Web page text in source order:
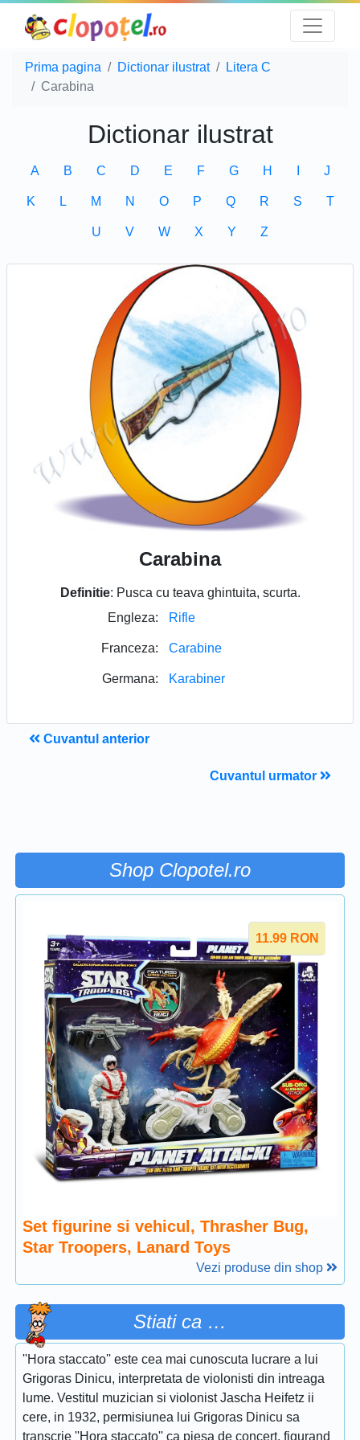
Prima pagina Dictionar ilustrat
Litera C
Carabina
Dictionar ilustrat
A B C D E F G H J
K L M N O P Q R S T
U V W X Y Z
Carabina
Definitie: Pusca cu teava ghintuita, scurta.
Engleza:
Rifle
Franceza: Carabine
Germana: Karabiner
Cuvantul anterior
Cuvantul urmator
Shop Clopotel.ro
11.99 RON
Set figurine si vehicul, Thrasher Bug,
Star Troopers, Lanard Toys
Vezi produse din shop
Stiati ca …
''Hora staccato'' este cea mai cunoscuta lucrare a lui
Grigoras Dinicu, interpretata de violonisti din intreaga
lume. Vestitul muzician si violonist Jascha Heifetz ii
cere, in 1932, permisiunea lui Grigoras Dinicu sa
transcrie ''Hora staccato'' ca piesa de concert, figurand